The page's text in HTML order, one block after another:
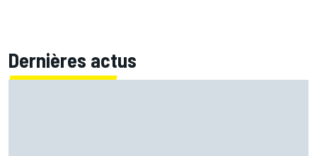
Dernières actus